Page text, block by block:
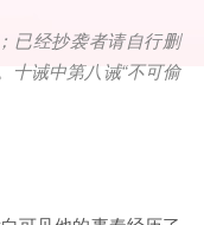
已经抄袭者请自行删
十诫中第八诫“不可偷